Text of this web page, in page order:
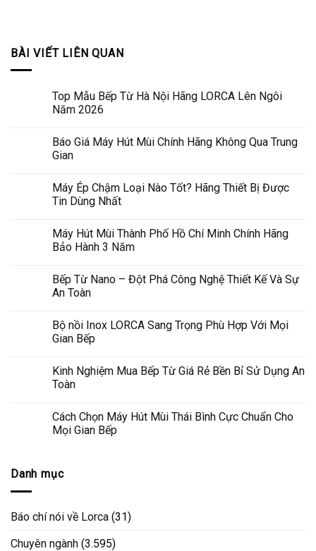
BÀI VIẾT LIÊN QUAN
Top Mẫu Bếp Từ Hà Nội Hãng LORCA Lên Ngôi
Năm 2026
Báo Giá Máy Hút Mùi Chính Hãng Không Qua Trung
Gian
Máy Ép Chậm Loại Nào Tốt? Hãng Thiết Bị Được
Tin Dùng Nhất
Máy Hút Mùi Thành Phố Hồ Chí Minh Chính Hãng
Bảo Hành 3 Năm
Bếp Từ Nano – Đột Phá Công Nghệ Thiết Kế Và Sự
An Toàn
Bộ nồi Inox LORCA Sang Trọng Phù Hợp Với Mọi
Gian Bếp
Kinh Nghiệm Mua Bếp Từ Giá Rẻ Bền Bỉ Sử Dụng An
Toàn
Cách Chọn Máy Hút Mùi Thái Bình Cực Chuẩn Cho
Mọi Gian Bếp
Danh mục
Báo chí nói về Lorca (31)
Chuyên ngành (3.595)